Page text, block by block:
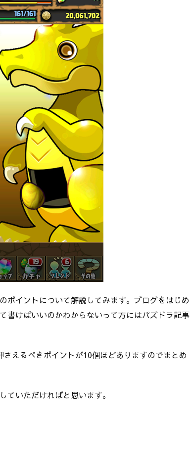
ポイントについて解説してみます。ブログをはじめ
書けばいいのかわからないって方にはパズドラ記事
えるべきポイントが10個ほどありますのでまとめ
ていただければと思います。